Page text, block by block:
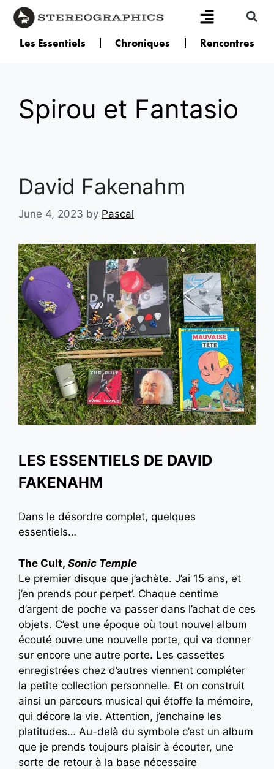
Les Essentiels Chroniques Rencontres
Spirou et Fantasio
David Fakenahm
June 4, 2023 by Pascal
LES ESSENTIELS DE DAVID
FAKENAHM
Dans le désordre complet, quelques
essentiels…
The Cult, Sonic Temple
Le premier disque que j’achète. J’ai 15 ans, et
j’en prends pour perpet’. Chaque centime
d’argent de poche va passer dans l’achat de ces
objets. C’est une époque où tout nouvel album
écouté ouvre une nouvelle porte, qui va donner
sur encore une autre porte. Les cassettes
enregistrées chez d’autres viennent compléter
la petite collection personnelle. Et on construit
ainsi un parcours musical qui étoffe la mémoire,
qui décore la vie. Attention, j’enchaine les
platitudes… Au-delà du symbole c’est un album
que je prends toujours plaisir à écouter, une
sorte de retour à la base nécessaire